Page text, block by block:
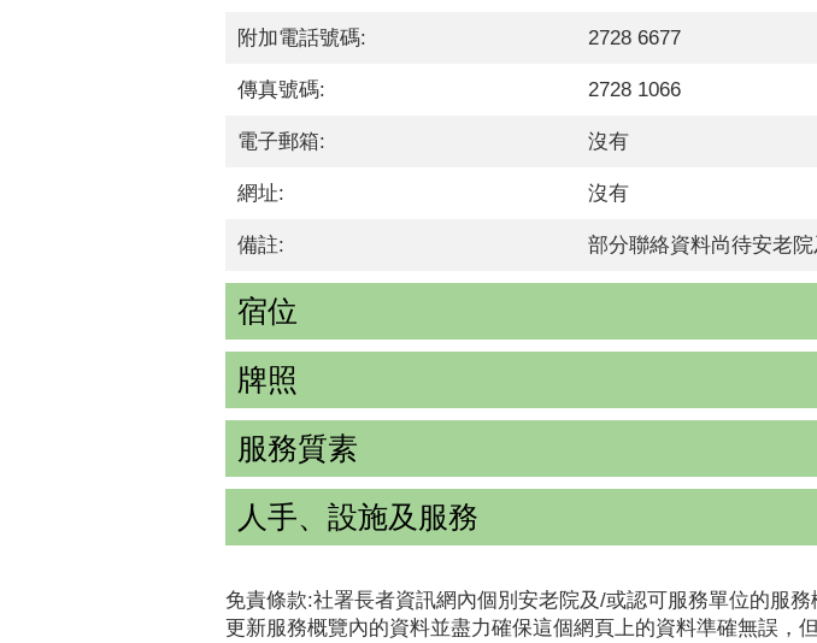
附加電話號碼: 2728 6677
傳真號碼: 2728 1066
電子郵箱: 沒有
網址: 沒有
備註: 部分聯絡資料尚待安老
宿位
牌照
服務質素
人手、設施及服務
免責條款:社署長者資訊網內個別安老院及/或認可服務單位的服
更新服務概覽內的資料並盡力確保這個網頁上的資料準確無誤，